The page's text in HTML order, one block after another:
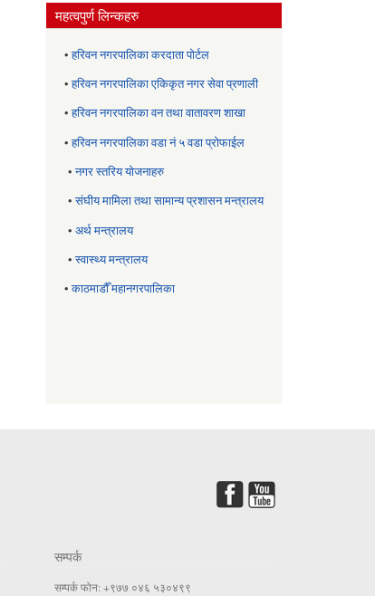
महत्वपुर्ण लिन्कहरु
•हरिवन नगरपालिका करदाता पोर्टल
•हरिवन नगरपालिका एकिकृत नगर सेवा प्रणाली
•हरिवन नगरपालिका वन तथा वातावरण शाखा
•हरिवन नगरपालिका वडा नं ५ वडा प्रोफाईल
•नगर स्तरिय याेजनाहरु
•संघीय मामिला तथा सामान्य प्रशासन मन्त्रालय
• अर्थ मन्त्रालय
•स्वास्थ्य मन्त्रालय
•काठमाडौँ महानगरपालिका
सम्पर्क
सम्पर्क फोन: +९७७ ०४६ ५३०४९९